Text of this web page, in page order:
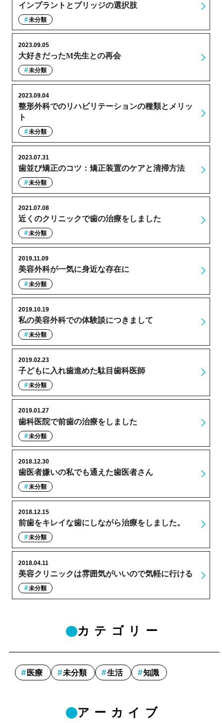
インプラントとブリッジの選択肢
未分類
大好きだったM先生との再会
2023.09.05
未分類
整形外科でのリハビリテーションの種類とメリッ
ト
2023.09.04
未分類
歯並び矯正のコツ：矯正装置のケアと清掃方法
2023.07.31
未分類
近くのクリニックで歯の治療をしました
2021.07.08
未分類
美容外科が一気に身近な存在に
2019.11.09
未分類
私の美容外科での体験談につきまして
2019.10.19
未分類
子どもに入れ歯進めた駄目歯科医師
2019.02.23
未分類
歯科医院で前歯の治療をしました
2019.01.27
未分類
歯医者嫌いの私でも通えた歯医者さん
2018.12.30
未分類
前歯をキレイな歯にしながら治療をしました。
2018.12.15
未分類
美容クリニックは雰囲気がいいので気軽に行ける
2018.04.11
未分類
カテゴリー
医療 未分類 生活 知識
アーカイブ